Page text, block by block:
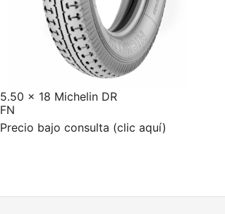
5.50 x 18 Michelin DR
FN
Precio bajo consulta (clic aquí)